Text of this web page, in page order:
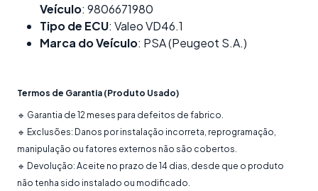
Veículo: 9806671980
Tipo de ECU: Valeo VD46.1
Marca do Veículo: PSA (Peugeot S.A.)
Termos de Garantia (Produto Usado)
🔹 Garantia de 12 meses para defeitos de fabrico.
🔹 Exclusões: Danos por instalação incorreta, reprogramação,
manipulação ou fatores externos não são cobertos.
🔹 Devolução: Aceite no prazo de 14 dias, desde que o produto
não tenha sido instalado ou modificado.